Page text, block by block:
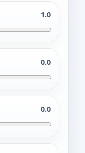
1.0
0.0
0.0